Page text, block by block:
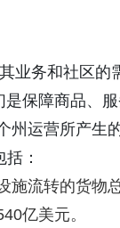
业务和社区
保障商品、
州运营所产生
：
施流转的货物
亿美元。